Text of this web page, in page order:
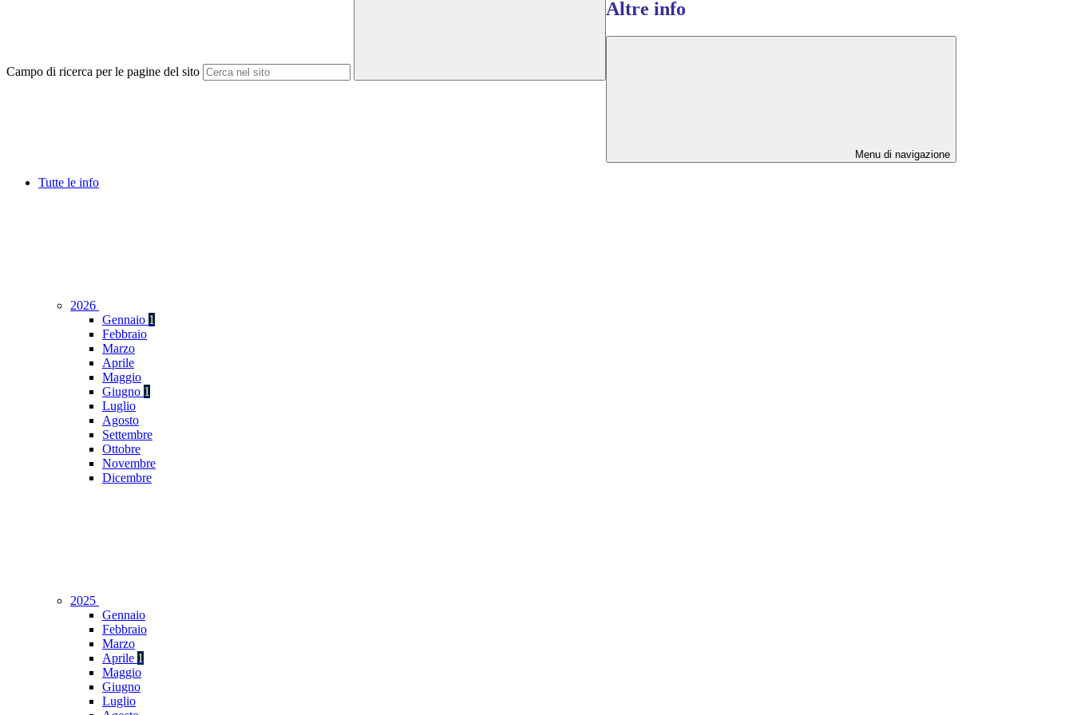
Campo di ricerca per le pagine del sito
Altre info
Menu di navigazione
Tutte le info
2026
Gennaio 1
Febbraio
Marzo
Aprile
Maggio
Giugno 1
Luglio
Agosto
Settembre
Ottobre
Novembre
Dicembre
2025
Gennaio
Febbraio
Marzo
Aprile 1
Maggio
Giugno
Luglio